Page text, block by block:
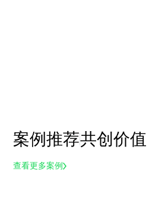
案例推荐共创价值
查看更多案例